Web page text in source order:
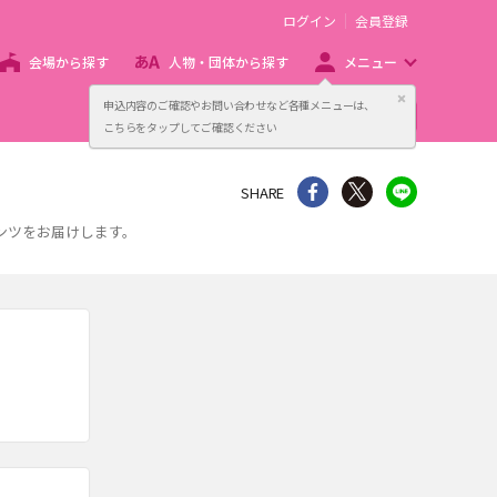
申込内容のご確認やお問い合わせなど各種メニューは、
こちらをタップしてご確認ください
閉じる
ログイン 会員登録
会場から探す 人物・団体から探す メニュー
主催者向け販売サービス
をお届けします。
SHARE シェア Twitter